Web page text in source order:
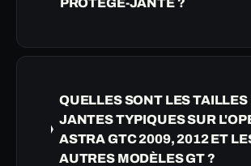
QUELLES SONT LES TAILLES
JANTES TYPIQUES SUR
ASTRA GTC 2009, 2012 ET
AUTRES MODÈLES GT ?